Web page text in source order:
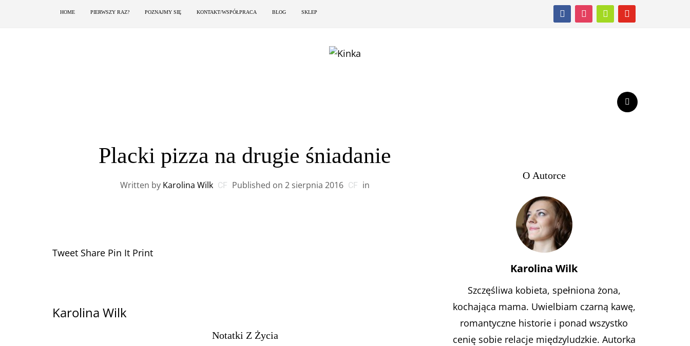
HOME PIERWSZY RAZ? POZNAJMY SIĘ KONTAKT/WSPÓŁPRACA BLOG SKLEP
Placki pizza na drugie śniadanie
Written by Karolina Wilk Published on 2 sierpnia 2016 in
Tweet Share Pin It Print
Karolina Wilk
Notatki Z Życia
O Autorce
Karolina Wilk
Szczęśliwa kobieta, spełniona żona,
kochająca mama. Uwielbiam czarną kawę,
romantyczne historie i ponad wszystko
cenię sobie relacje międzyludzkie. Autorka